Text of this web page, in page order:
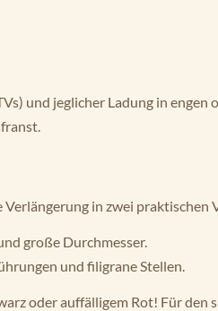
und jeglicher Ladung in
Verlängerung in zwei praktischen
große Durchmesser.
und filigrane Stellen.
oder auffälligem Rot! Für den